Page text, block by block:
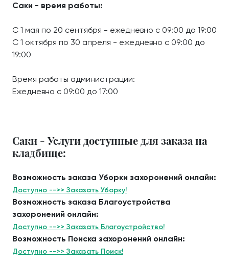
Саки - время работы:
С 1 мая по 20 сентября - ежедневно с 09:00 до 19:00
С 1 октября по 30 апреля - ежедневно с 09:00 до
19:00
Время работы администрации:
Ежедневно с 09:00 до 17:00
Саки - Услуги доступные для заказа на
кладбище:
Возможность заказа Уборки захоронений онлайн:
Доступно -->> Заказать Уборку!
Возможность заказа Благоустройства
захоронений онлайн:
Доступно -->> Заказать Благоустройство!
Возможность Поиска захоронений онлайн:
Доступно -->> Заказать Поиск!